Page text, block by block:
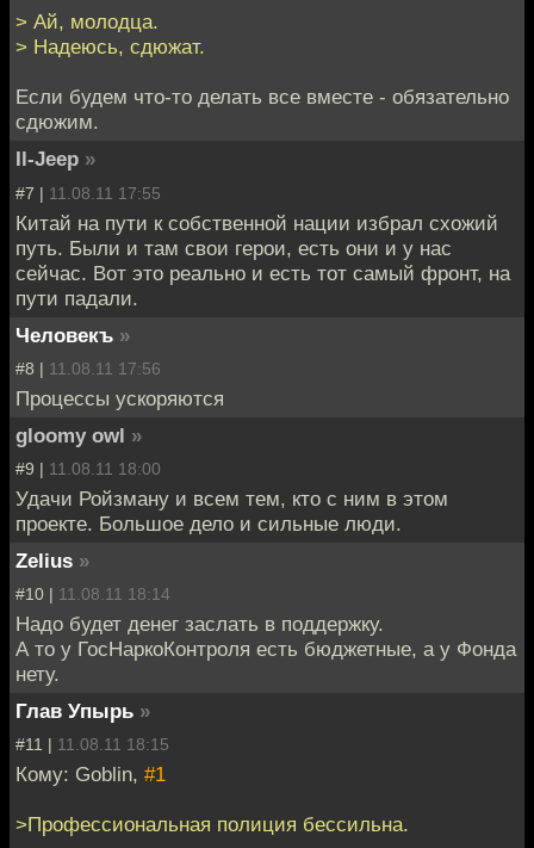
> Ай, молодца.
> Надеюсь, сдюжат.
Если будем что-то делать все вместе - обязательно
сдюжим.
Il-Jeep »
#7 | 11.08.11 17:55
Китай на пути к собственной нации избрал схожий
путь. Были и там свои герои, есть они и у нас
сейчас. Вот это реально и есть тот самый фронт, на
пути падали.
Человекъ »
#8 | 11.08.11 17:56
Процессы ускоряются
gloomy owl »
#9 | 11.08.11 18:00
Удачи Ройзману и всем тем, кто с ним в этом
проекте. Большое дело и сильные люди.
Zelius »
#10 | 11.08.11 18:14
Надо будет денег заслать в поддержку.
А то у ГосНаркоКонтроля есть бюджетные, а у Фонда
нету.
Глав Упырь »
#11 | 11.08.11 18:15
Кому: Goblin, #1
>Профессиональная полиция бессильна.